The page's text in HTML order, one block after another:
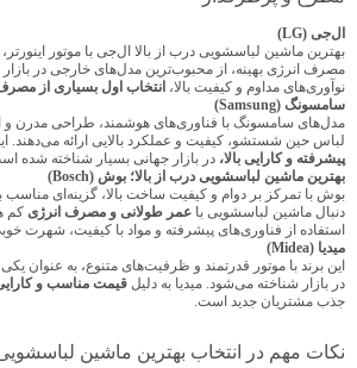
ال‌جی (LG)
بهترین ماشین لباسشویی درب از بالا ال‌جی با موتور
مصرف انرژی بهینه، از محبوب‌ترین مدل‌های خارجی در بازار
نوآوری‌های مداوم و کیفیت بالا،انتخاب اول بسیاری از
سامسونگ (Samsung)
مدل‌های سامسونگ با فناوری‌های هوشمند، طراحی مدرن و
لباس حین شستشو، کیفیت و عملکرد بالایی ارائه می‌دهند. این
پیشرفته و کارایی بالا،در بازار جهانی بسیار شناخته شده
بهترین ماشین لباسشویی درب از بالا؛ بوش (Bosch)
بوش با تمرکز بر دوام و کیفیت ساخت بالا، گزینه‌ای مناسب
دنبال ماشین لباسشویی با عمر طولانی و مصرف انرژی کم
استفاده از فناوری‌های پیشرفته و مواد با کیفیت، شهرت خوبی
میدیا (Midea)
این برند با موتور قدرتمند و ظرفیت‌های متنوع، به عنوان یکی
در بازار شناخته می‌شود. میدیا به دلیلقیمت مناسب و کارایی
جذب مشتریان جدید است.
نکات مهم در انتخاب بهترین ماشین لباسشویی